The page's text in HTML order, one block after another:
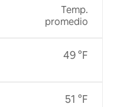
Temp.
promedio
49 °F
51 °F